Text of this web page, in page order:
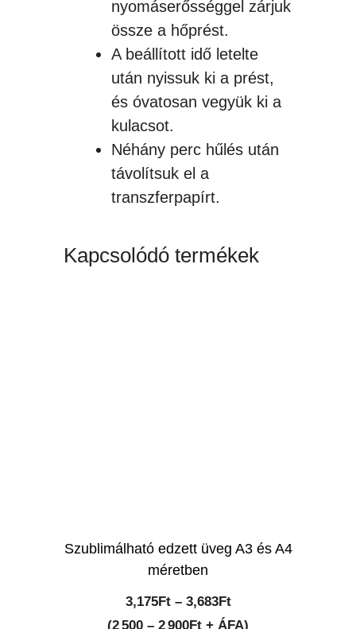
nyomáserősséggel zárjuk
össze a hőprést.
A beállított idő letelte
után nyissuk ki a prést,
és óvatosan vegyük ki a
kulacsot.
Néhány perc hűlés után
távolítsuk el a
transzferpapírt.
Kapcsolódó termékek
Szublimálható edzett üveg A3 és A4
méretben
3,175Ft – 3,683FtÁrtartomány:
3,175Ft
(2 500 – 2 900Ft + ÁFA)